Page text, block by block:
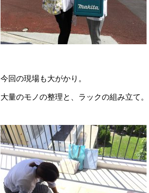
今回の現場も大がかり。
大量のモノの整理と、ラックの組み立て。